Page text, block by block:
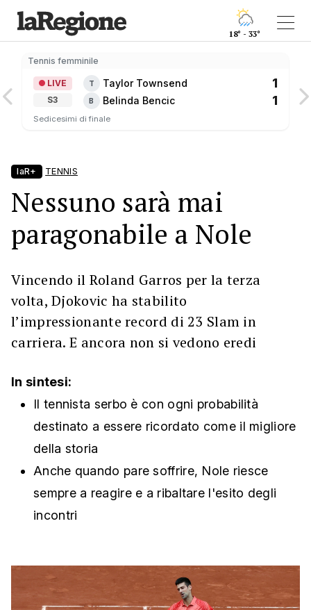
18° - 33°
Tennis femminile
LIVE
S3
T Taylor Townsend 1
B Belinda Bencic 1
Sedicesimi di finale
laR+ TENNIS
Nessuno sarà mai
paragonabile a Nole
Vincendo il Roland Garros per la terza
volta, Djokovic ha stabilito
l’impressionante record di 23 Slam in
carriera. E ancora non si vedono eredi
In sintesi:
Il tennista serbo è con ogni probabilità
destinato a essere ricordato come il migliore
della storia
Anche quando pare soffrire, Nole riesce
sempre a reagire e a ribaltare l'esito degli
incontri